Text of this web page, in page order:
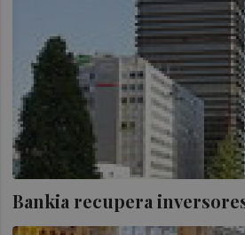
Bankia recupera